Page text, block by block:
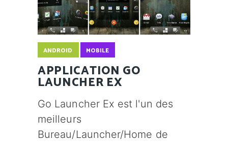
ANDROID MOBILE
APPLICATION GO
LAUNCHER EX
Go Launcher Ex est l'un des
meilleurs
Bureau/Launcher/Home de